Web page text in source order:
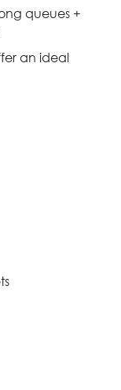
queues +
an ideal